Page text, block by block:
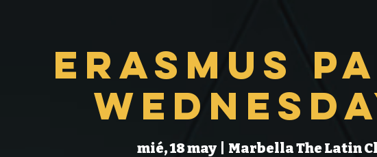
Erasmus
mié, 18 may
  |
Marbella The Latin